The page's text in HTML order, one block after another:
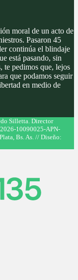
moral de un acto de
Pasaron 45
continúa el blindaje
está pasando, sin
te pedimos que, lejos
que podamos seguir
en medio de
Silletta. Director
10090025-APN-
Bs. As. // Diseño: